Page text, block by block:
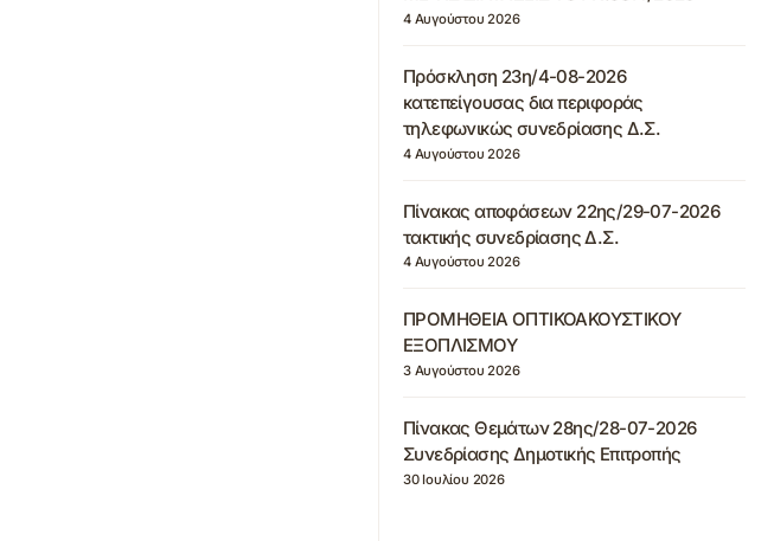
4 Αυγούστου 2026
Πρόσκληση 23η/4-08-2026
κατεπείγουσας δια περιφοράς
τηλεφωνικώς συνεδρίασης Δ.Σ.
4 Αυγούστου 2026
Πίνακας αποφάσεων 22ης/29-07-2026
τακτικής συνεδρίασης Δ.Σ.
4 Αυγούστου 2026
ΠΡΟΜΗΘΕΙΑ ΟΠΤΙΚΟΑΚΟΥΣΤΙΚΟΥ
ΕΞΟΠΛΙΣΜΟΥ
3 Αυγούστου 2026
Πίνακας Θεμάτων 28ης/28-07-2026
Συνεδρίασης Δημοτικής Επιτροπής
30 Ιουλίου 2026